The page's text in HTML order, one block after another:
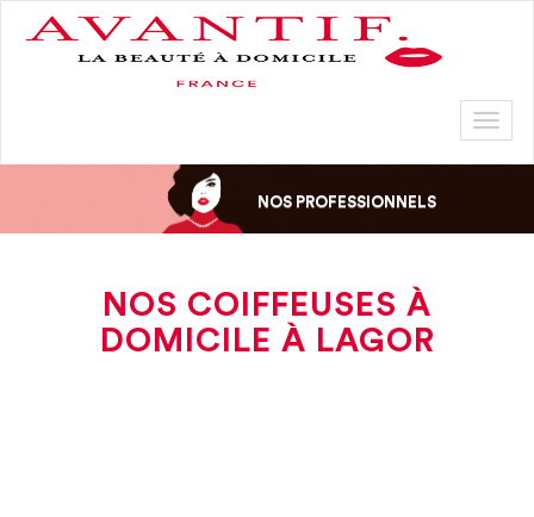
NOS PROFESSIONNELS
NOS COIFFEUSES À
DOMICILE À LAGOR